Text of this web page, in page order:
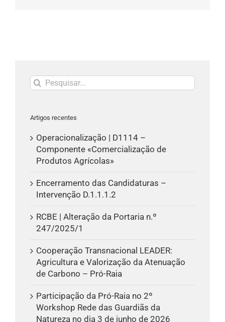
Pesquisar
Artigos recentes
Operacionalização | D1114 –
Componente «Comercialização de
Produtos Agrícolas»
Encerramento das Candidaturas –
Intervenção D.1.1.1.2
RCBE | Alteração da Portaria n.º
247/2025/1
Cooperação Transnacional LEADER:
Agricultura e Valorização da Atenuação
de Carbono – Pró-Raia
Participação da Pró-Raia no 2º
Workshop Rede das Guardiãs da
Natureza no dia 3 de junho de 2026